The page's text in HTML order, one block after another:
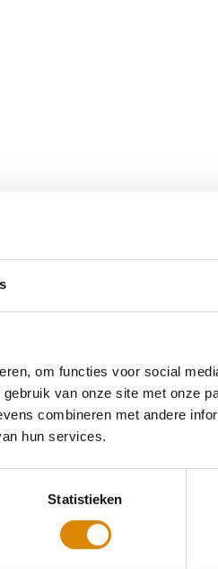
om functies voor social
van onze site met onze
combineren met andere
hun services.
Statistieken